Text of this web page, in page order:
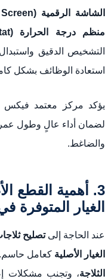
الشاشة الرقمية (Digital Display Screen)
منظم درجة الحرارة (Temperature Thermostat)
التشخيص الدقيق واستبدال
استعادة الوظائف بشكل
يؤكد مركز معتمد فيكس
لضمان أداء عالٍ وطول عمر
والضاغط.
3. أهمية القطع
الغيار المتوفرة
عند الحاجة إلىتصليح
الغيار الأصلية كعامل حاسم.
الثلاجة، وتجنب مشكلات